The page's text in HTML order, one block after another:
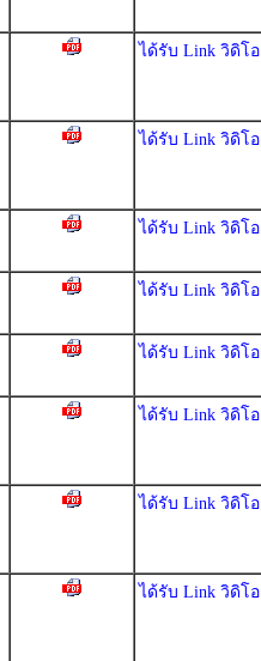
ได้รับ Link วิดิโอ
ได้รับ Link วิดิโอ
ได้รับ Link วิดิโอ
ได้รับ Link วิดิโอ
ได้รับ Link วิดิโอ
ได้รับ Link วิดิโอ
ได้รับ Link วิดิโอ
ได้รับ Link วิดิโอ